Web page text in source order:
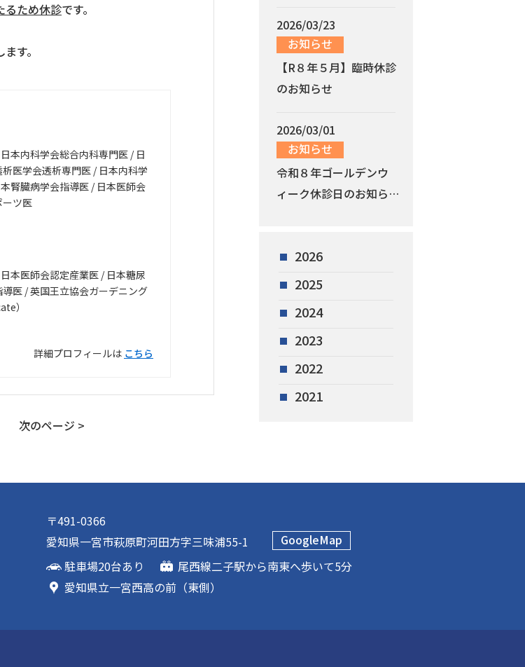
るため休診です。
す。
本内科学会総合内科専門医 / 日
医学会透析専門医 / 日本内科学
腎臓病学会指導医 / 日本医師会
ーツ医
本医師会認定産業医 / 日本糖尿
医 / 英国王立協会ガーデニング
）
詳細プロフィールは こちら
次のページ >
2026/03/23
お知らせ
【R８年５月】臨時休診
のお知らせ
2026/03/01
お知らせ
令和８年ゴールデンウ
ィーク休診日のお知ら
2026
2025
2024
2023
2022
2021
〒491-0366
愛知県一宮市萩原町河田方字三味浦55-1
GoogleMap
駐車場20台あり
尾西線二子駅から南東へ歩いて5分
愛知県立一宮西高の前（東側）